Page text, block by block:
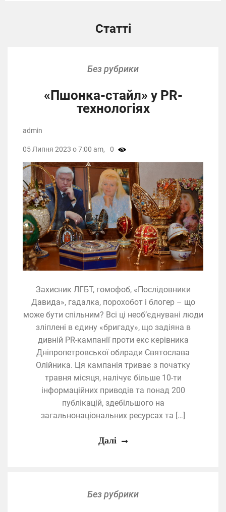
Статті
Без рубрики
«Пшонка-стайл» у PR-
технологіях
Захисник ЛГБТ, гомофоб, «Послідовники
Давида», гадалка, порохобот і блогер – що
може бути спільним? Всі ці необ’єднувані люди
зліплені в єдину «бригаду», що задіяна в
дивній PR-кампанії проти екс керівника
Дніпропетровської облради Святослава
Олійника. Ця кампанія триває з початку
травня місяця, налічує більше 10-ти
інформаційних приводів та понад 200
публікацій, здебільшого на
загальнонаціональних ресурсах та […]
admin
05 Липня 2023 о 7:00 am, 0
Далі
Без рубрики